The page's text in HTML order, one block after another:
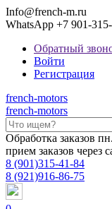
Info@french-m.ru
WhatsApp +7 901-
Обратный
Войти
Регистрация
french-motors
french-motors
Обработка заказов
прием заказов через
8 (901)315-41-84
8 (921)916-86-75